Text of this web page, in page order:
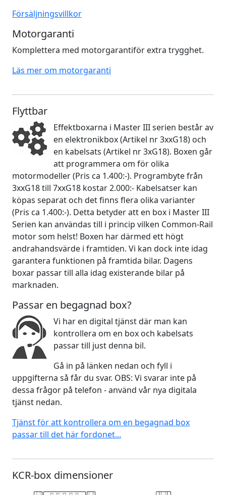
Försäljningsvillkor
Motorgaranti
Komplettera med motorgarantiför extra trygghet.
Läs mer om motorgaranti
Flyttbar
Effektboxarna i Master III serien består av
en elektronikbox (Artikel nr 3xxG18) och
en kabelsats (Artikel nr 3xG18). Boxen går
att programmera om för olika
motormodeller (Pris ca 1.400:-). Programbyte från
3xxG18 till 7xxG18 kostar 2.000:- Kabelsatser kan
köpas separat och det finns flera olika varianter
(Pris ca 1.400:-). Detta betyder att en box i Master III
Serien kan användas till i princip vilken Common-Rail
motor som helst! Boxen har därmed ett högt
andrahandsvärde i framtiden. Vi kan dock inte idag
garantera funktionen på framtida bilar. Dagens
boxar passar till alla idag existerande bilar på
marknaden.
Passar en begagnad box?
Vi har en digital tjänst där man kan
kontrollera om en box och kabelsats
passar till just denna bil.
Gå in på länken nedan och fyll i
uppgifterna så får du svar. OBS: Vi svarar inte på
dessa frågor på telefon - använd vår nya digitala
tjänst nedan.
Tjänst för att kontrollera om en begagnad box
passar till det här fordonet...
KCR-box dimensioner